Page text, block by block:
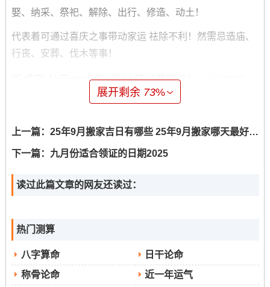
娶、纳采、祭祀、解除、出行、修造、动土！
代表着可通过喜庆之事带动家运 祛除不利！然需忌造庙、
行丧、安葬、伐木等事！
壬戌日:公元2025年9月30日（星期二）
光、解除、拆卸、修造、动土、竖柱、安门！
除了选择吉日；吉时亦至关重要！习性上认为寅时（凌晨
动工的良辰.
6:59）与丁酉时（17:00-18:59）便是利於修造动土的佳
时！
展开剩余 73%
上一篇： 25年9月搬家吉日有哪些 25年9月搬家哪天最好吉利
下一篇： 九月份适合领证的日期2025
读过此篇文章的网友还读过：
热门测算
八字算命
日干论命
称骨论命
近一年运气